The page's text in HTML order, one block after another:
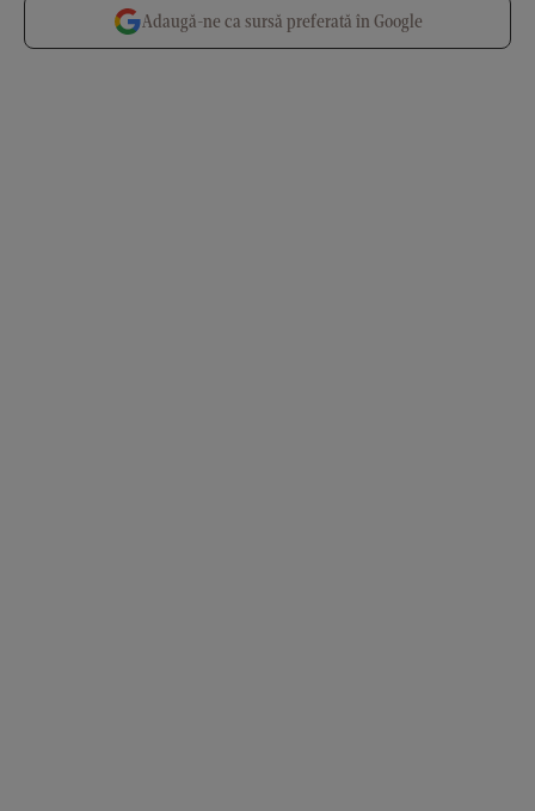
Adaugă-ne ca sursă preferată în Google